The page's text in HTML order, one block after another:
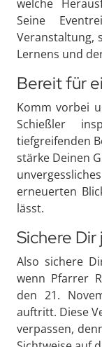
welche
Seine
Veranstaltung,
Lernens und
Bereit für
Komm vorbei
Schießler
tiefgreifenden
stärke Deinen
erneuerten
lässt.
Sichere
Also sichere
wenn Pfarrer
den 21.
auftritt. Diese
verpassen,